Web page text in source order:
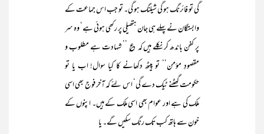
گی تو فائرنگ ہو گی شیلنگ ہو گی۔ تو جب اس جماعت کے
وابستگان نے پہلے ہی جان ہتھیلی پر رکھی ہوئی ہے‘ وہ سر
پر کفن باندھ کر نکلے ہیں کہ ؏ ’’ شہادت ہے مطلوب و
مقصودِ مؤمن‘‘ تو پیٹھ دکھانے کا کیا سوال! اب یا تو
حکومت گھٹنے ٹیک دے گی‘ اس لئے کہ آخر فوج بھی اسی
ملک کی ہے اور عوام بھی اسی ملک کے ہیں۔ اپنوں کے
خون سے ہاتھ کب تک رنگ سکیں گے۔ یا